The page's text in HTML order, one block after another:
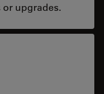
or upgrades.